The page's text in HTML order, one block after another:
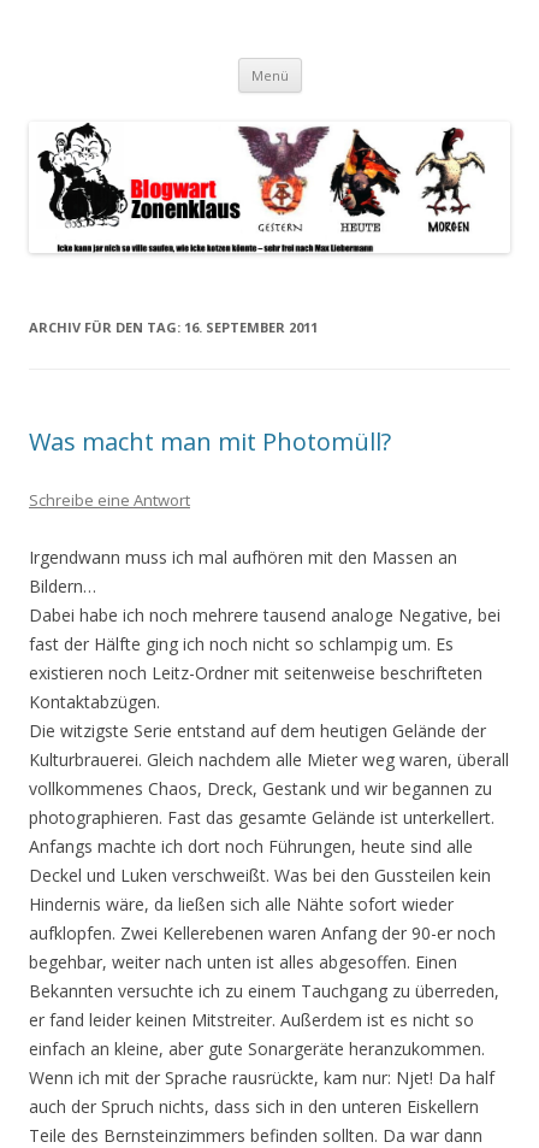
spiegeln im wesentlichen den Gesundheitszustand dieser unserer
Menü Zum
springen
ARCHIV FÜR DEN TAG: 16. SEPTEMBER 2011
Was macht man mit Photomüll?
Schreibe eine Antwort
Irgendwann muss ich mal aufhören mit den Massen an
Bildern…
Dabei habe ich noch mehrere tausend analoge Negative, bei
fast der Hälfte ging ich noch nicht so schlampig um. Es
existieren noch Leitz-Ordner mit seitenweise beschrifteten
Kontaktabzügen.
Die witzigste Serie entstand auf dem heutigen Gelände der
Kulturbrauerei. Gleich nachdem alle Mieter weg waren, überall
vollkommenes Chaos, Dreck, Gestank und wir begannen zu
photographieren. Fast das gesamte Gelände ist unterkellert.
Anfangs machte ich dort noch Führungen, heute sind alle
Deckel und Luken verschweißt. Was bei den Gussteilen kein
Hindernis wäre, da ließen sich alle Nähte sofort wieder
aufklopfen. Zwei Kellerebenen waren Anfang der 90-er noch
begehbar, weiter nach unten ist alles abgesoffen. Einen
Bekannten versuchte ich zu einem Tauchgang zu überreden,
er fand leider keinen Mitstreiter. Außerdem ist es nicht so
einfach an kleine, aber gute Sonargeräte heranzukommen.
Wenn ich mit der Sprache rausrückte, kam nur: Njet! Da half
auch der Spruch nichts, dass sich in den unteren Eiskellern
Teile des Bernsteinzimmers befinden sollten. Da war dann